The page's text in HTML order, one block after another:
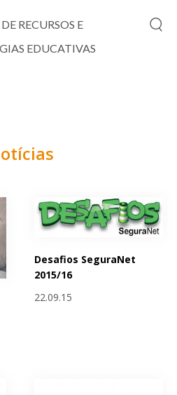
RECURSOS E
EDUCATIVAS
Desafios SeguraNet
2015/16
22.09.15